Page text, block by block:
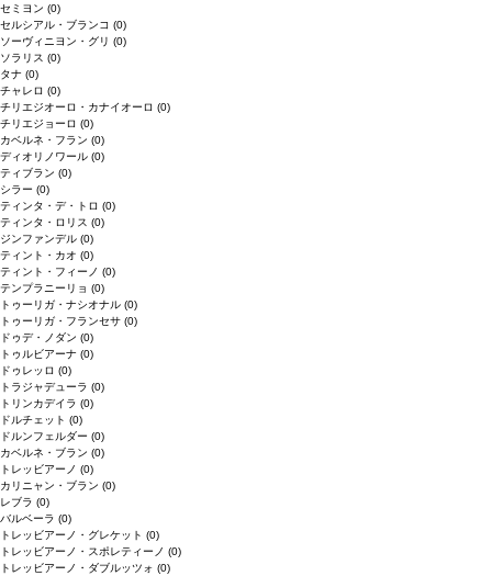
セミヨン (0)
セルシアル・ブランコ (0)
ソーヴィニヨン・グリ (0)
ソラリス (0)
タナ (0)
チャレロ (0)
チリエジオーロ・カナイオーロ (0)
チリエジョーロ (0)
カベルネ・フラン (0)
ディオリノワール (0)
ティブラン (0)
シラー (0)
ティンタ・デ・トロ (0)
ティンタ・ロリス (0)
ジンファンデル (0)
ティント・カオ (0)
ティント・フィーノ (0)
テンプラニーリョ (0)
トゥーリガ・ナシオナル (0)
トゥーリガ・フランセサ (0)
ドゥデ・ノダン (0)
トゥルビアーナ (0)
ドゥレッロ (0)
トラジャデューラ (0)
トリンカデイラ (0)
ドルチェット (0)
ドルンフェルダー (0)
カベルネ・ブラン (0)
トレッビアーノ (0)
カリニャン・ブラン (0)
レブラ (0)
バルベーラ (0)
トレッビアーノ・グレケット (0)
トレッビアーノ・スポレティーノ (0)
トレッビアーノ・ダブルッツォ (0)